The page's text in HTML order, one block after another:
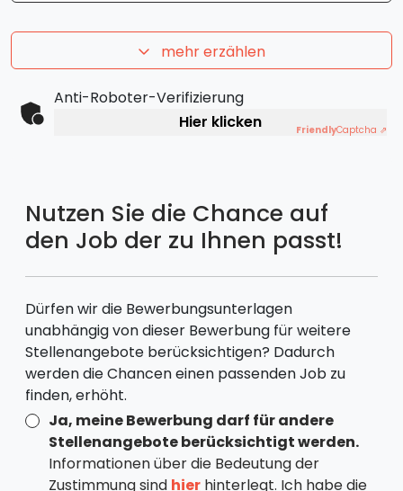
mehr erzählen
Anti-Roboter-Verifizierung
Hier klicken
FriendlyCaptcha ⇗
Nutzen Sie die Chance auf
den Job der zu Ihnen passt!
Dürfen wir die Bewerbungsunterlagen
unabhängig von dieser Bewerbung für weitere
Stellenangebote berücksichtigen? Dadurch
werden die Chancen einen passenden Job zu
finden, erhöht.
Ja, meine Bewerbung darf für andere
Stellenangebote berücksichtigt werden.
Informationen über die Bedeutung der
Zustimmung sind hier hinterlegt. Ich habe die